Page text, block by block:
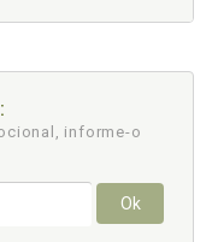
informe-o
Ok